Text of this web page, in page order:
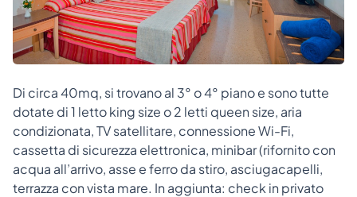
Di circa 40mq, si trovano al 3° o 4° piano e sono tutte
dotate di 1 letto king size o 2 letti queen size, aria
condizionata, TV satellitare, connessione Wi-Fi,
cassetta di sicurezza elettronica, minibar (rifornito con
acqua all’arrivo, asse e ferro da stiro, asciugacapelli,
terrazza con vista mare. In aggiunta: check in privato